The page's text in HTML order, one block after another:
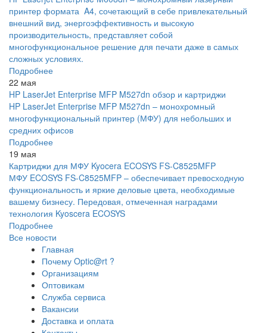
принтер формата A4, сочетающий в себе привлекательный
внешний вид, энергоэффективность и высокую
производительность, представляет собой
многофункциональное решение для печати даже в самых
сложных условиях.
Подробнее
22 мая
HP LaserJet Enterprise MFP M527dn обзор и картриджи
HP LaserJet Enterprise MFP M527dn – монохромный
многофункциональный принтер (МФУ) для небольших и
средних офисов
Подробнее
19 мая
Картриджи для МФУ Kyocera ECOSYS FS-C8525MFP
МФУ ECOSYS FS-C8525MFP – обеспечивает превосходную
функциональность и яркие деловые цвета, необходимые
вашему бизнесу. Передовая, отмеченная наградами
технология Kyoscera ECOSYS
Подробнее
Все новости
Главная
Почему Optic@rt ?
Организациям
Оптовикам
Служба сервиса
Вакансии
Доставка и оплата